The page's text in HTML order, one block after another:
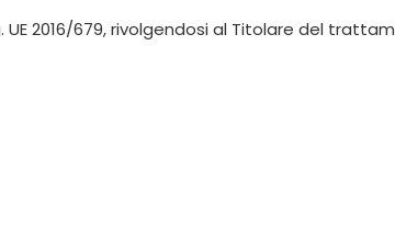
2016/679, rivolgendosi al Titolare del